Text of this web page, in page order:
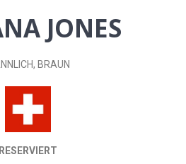
JONES
BRAUN
RESERVIERT